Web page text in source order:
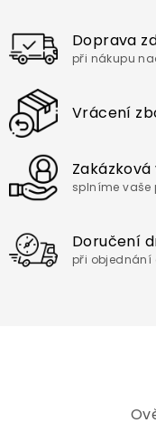
Doprava
při nákupu
Vrácení
splníme vaše
Doručení
při objednání